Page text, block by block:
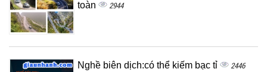
toàn
2944
Nghề biên dịch:có thể kiếm bạc tỉ 2446